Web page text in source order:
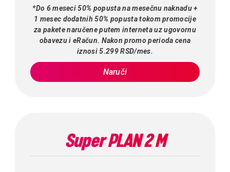
*Do 6 meseci 50% popusta na mesečnu naknadu +
1 mesec dodatnih 50% popusta tokom promocije
za pakete naručene putem interneta uz ugovornu
obavezu i eRačun. Nakon promo perioda cena
iznosi 5.299 RSD/mes.
Naruči
Super PLAN 2 M